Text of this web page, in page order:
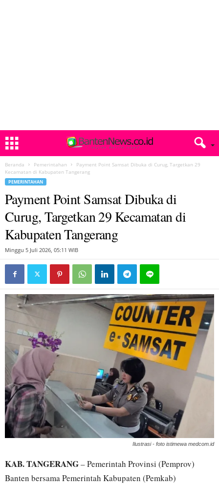
Beranda Pemerintahan
Payment Point Samsat Dibuka di Curug, Targetkan 29
Kecamatan di Kabupaten Tangerang
PEMERINTAHAN
Payment Point Samsat Dibuka di
Curug, Targetkan 29 Kecamatan di
Kabupaten Tangerang
Minggu 5 Juli 2026, 05:11 WIB
Ilustrasi - foto istimewa medcom.id
KAB. TANGERANG– Pemerintah Provinsi (Pemprov)
Banten bersama Pemerintah Kabupaten (Pemkab)